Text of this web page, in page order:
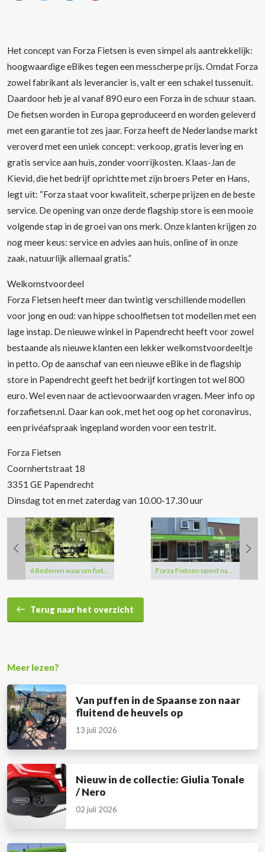
Het concept van Forza Fietsen is even simpel als aantrekkelijk:
hoogwaardige eBikes tegen een messcherpe prijs. Omdat Forza
zowel fabrikant als leverancier is, valt er een schakel tussenuit.
Daardoor heb je al vanaf 890 euro een Forza in de schuur staan.
De fietsen worden in Europa geproduceerd en worden geleverd
met een garantie tot zes jaar. Forza heeft de Nederlandse markt
veroverd met een uniek concept: verkoop, gratis levering en
gratis service aan huis, zonder voorrijkosten. Klaas-Jan de
Kievid, die het bedrijf oprichtte met zijn broers Peter en Hans,
legt uit: “Forza staat voor kwaliteit, scherpe prijzen en de beste
service. De opening van onze derde flagship store is een mooie
volgende stap in de groei van ons merk. Onze klanten krijgen zo
nog meer keus: service en advies aan huis, online of in onze
zaak, natuurlijk allemaal gratis.”
Welkomstvoordeel
Forza Fietsen heeft meer dan twintig verschillende modellen
voor jong en oud: van hippe schoolfietsen tot modellen met een
lage instap. De nieuwe winkel in Papendrecht heeft voor zowel
bestaande als nieuwe klanten een lekker welkomstvoordeeltje
in petto. Op de aanschaf van een nieuwe eBike in de flagship
store in Papendrecht geeft het bedrijf kortingen tot wel 800
euro. Wel even naar de actievoorwaarden vragen. Meer info op
forzafietsen.nl. Daar kan ook, met het oog op het coronavirus,
een privéafspraak ingepland worden voor een testrit.
Forza Fietsen
Coornhertstraat 18
3351 GE Papendrecht
Dinsdag tot en met zaterdag van 10.00-17.30 uur
6 Redenen waarom fietsen je blij maakt Forza Fietsen opent na flagshipstore Papendrecht nu ook e-bike testcenter Woerden
Terug naar het overzicht
Meer lezen?
Van puffen in de Spaanse zon naar
fluitend de heuvels op
13 juli 2026
Nieuw in de collectie: Giulia Tonale
/ Nero
02 juli 2026